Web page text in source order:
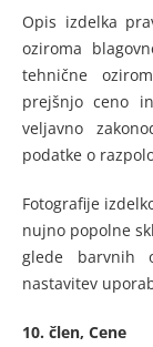
Opis izdelka
oziroma
tehnične
prejšnjo ceno
veljavno
podatke o
Fotografije
nujno popolne
glede barvnih
nastavitev
10. člen, Cene